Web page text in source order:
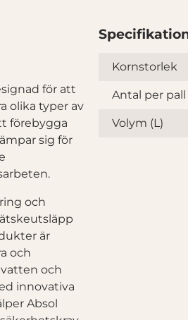
för att
olika typer av
förebygga
sig för
och
är
och
vatten och
innovativa
Absol
Specifikation
Kornstorlek
Antal per pall
Volym (L)